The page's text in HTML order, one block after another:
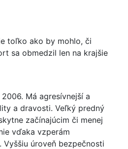
toľko ako by mohlo, či
sa obmedzil len na krajšie
Má agresívnejší a
a dravosti. Veľký predný
začínajúcim či menej
vďaka vzperám
Vyššiu úroveň bezpečnosti